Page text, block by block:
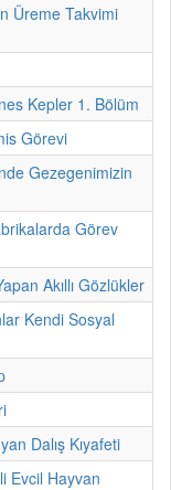
Üreme Takvimi
Kepler 1. Bölüm
Görevi
Gezegenimizin
Görev
Akıllı Gözlükler
Kendi Sosyal
Dalış Kıyafeti
Evcil Hayvan